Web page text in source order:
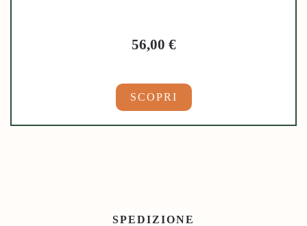
56,00 €
SCOPRI
SPEDIZIONE